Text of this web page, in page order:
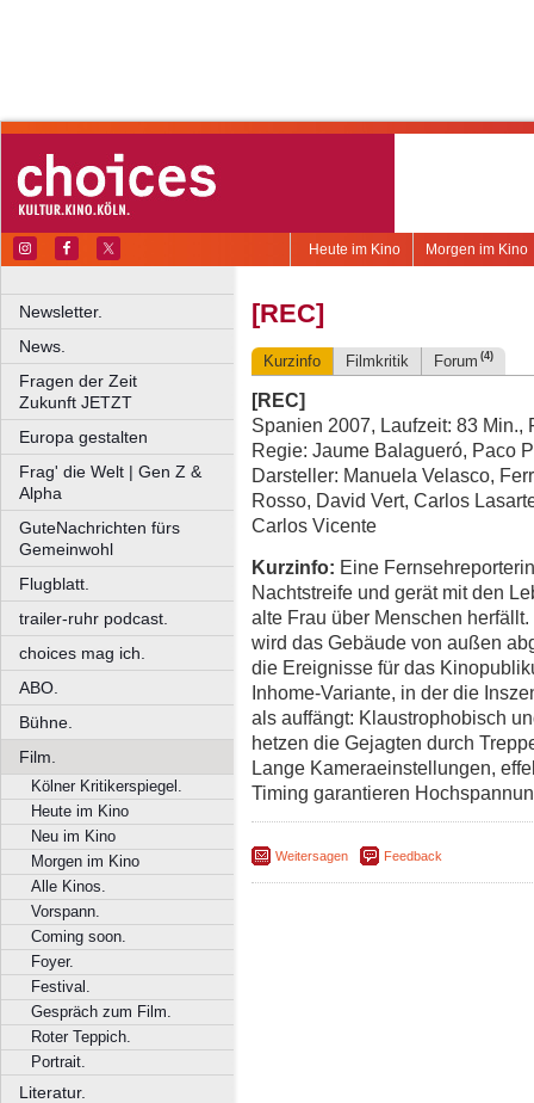
Morgen im Kino
Heute im Kino
Newsletter.
News.
Fragen der Zeit
Zukunft JETZT
Europa gestalten
Frag' die Welt | Gen Z &
Alpha
GuteNachrichten fürs
Gemeinwohl
Flugblatt.
trailer-ruhr podcast.
choices mag ich.
ABO.
Bühne.
Film.
Kölner Kritikerspiegel.
Heute im Kino
Neu im Kino
Morgen im Kino
Alle Kinos.
Vorspann.
Coming soon.
Foyer.
Festival.
Gespräch zum Film.
Roter Teppich.
Portrait.
Literatur.
[REC]
Kurzinfo Filmkritik Forum (4)
[REC]
Spanien 2007, Laufzeit: 83 Min.,
Regie: Jaume Balagueró, Paco
Darsteller: Manuela Velasco,
Rosso, David Vert, Carlos
Carlos Vicente
Kurzinfo: Eine
Nachtstreife und gerät mit den
alte Frau über Menschen
wird das Gebäude von außen
die Ereignisse für das
Inhome-Variante, in der die
als auffängt: Klaustrophobisch
hetzen die Gejagten durch
Lange Kameraeinstellungen,
Timing garantieren
Weitersagen Feedback